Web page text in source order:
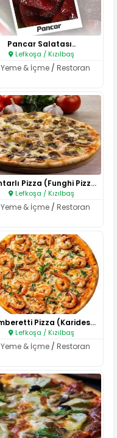
Pancar Salatası..
Lefkoşa / Kızılbaş
Yeme & İçme /Restoran
Mantarlı Pizza (Funghi Pizza)..
Lefkoşa / Kızılbaş
Yeme & İçme /Restoran
Gamberetti Pizza (Karidesli Pi..
Lefkoşa / Kızılbaş
Yeme & İçme /Restoran